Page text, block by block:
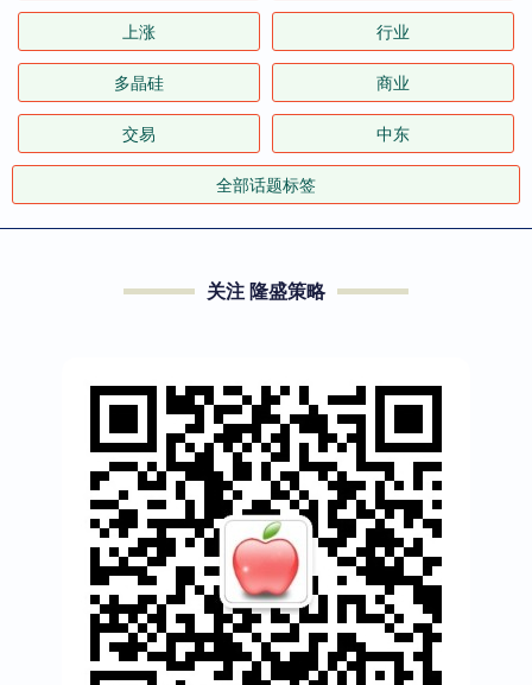
上涨 行业
多晶硅 商业
交易 中东
全部话题标签
关注 隆盛策略